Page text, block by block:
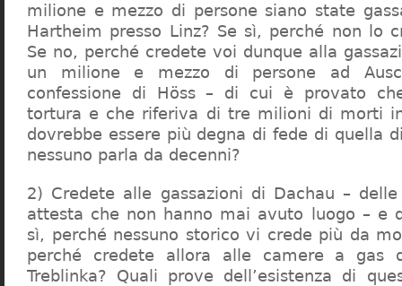
milione e mezzo di persone siano state
Hartheim presso Linz? Se sì, perché non lo
Se no, perché credete voi dunque alla
un milione e mezzo di persone ad
confessione di Höss – di cui è provato
tortura e che riferiva di tre milioni di morti
dovrebbe essere più degna di fede di quella
nessuno parla da decenni?
2) Credete alle gassazioni di Dachau –
attesta che non hanno mai avuto luogo – e
sì, perché nessuno storico vi crede più da
perché credete allora alle camere a gas
Treblinka? Quali prove dell’esistenza di